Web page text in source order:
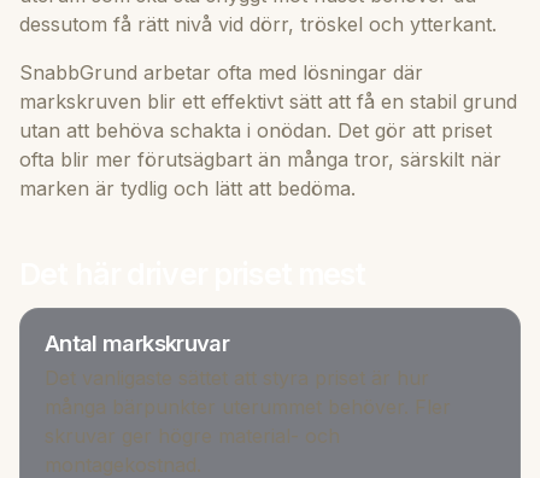
dessutom få rätt nivå vid dörr, tröskel och ytterkant.
SnabbGrund arbetar ofta med lösningar där
markskruven blir ett effektivt sätt att få en stabil grund
utan att behöva schakta i onödan. Det gör att priset
ofta blir mer förutsägbart än många tror, särskilt när
marken är tydlig och lätt att bedöma.
Antal markskruvar
Det vanligaste sättet att styra priset är hur
många bärpunkter uterummet behöver. Fler
skruvar ger högre material- och
montagekostnad.